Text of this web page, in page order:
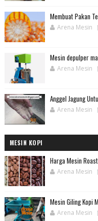
Membuat Pakan
Arena Mesin
Mesin depulper
Arena Mesin
Anggel Jagung
Arena Mesin
MESIN KOPI
Harga Mesin
Arena Mesin
Mesin Giling Kopi
Arena Mesin